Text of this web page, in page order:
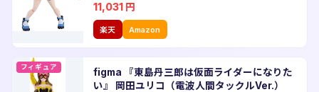
11,031 円
楽天 Amazon
フィギュア
figma 『東島丹三郎は仮面ライダーになりた
い』 岡田ユリコ（電波人間タックルVer.）